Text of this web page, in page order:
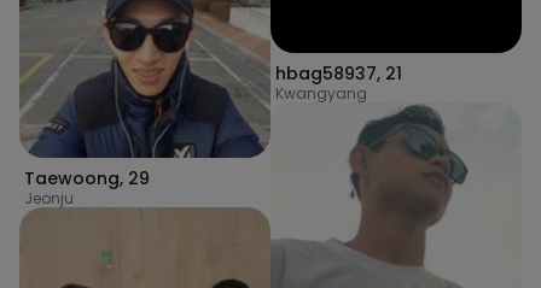
Taewoong, 29
Jeonju
hbag58937, 21
Kwangyang